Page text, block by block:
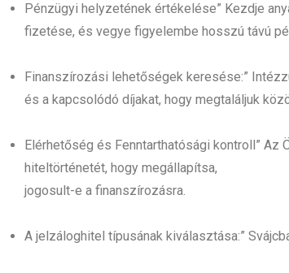
Pénzügyi helyzetének értékelése” Kezdje
fizetése, és vegye figyelembe hosszú távú
Finanszírozási lehetőségek keresése:”
és a kapcsolódó díjakat, hogy megtaláljuk
Elérhetőség és Fenntarthatósági kontroll”
hiteltörténetét, hogy megállapítsa,
jogosult-e a finanszírozásra.
A jelzáloghitel típusának kiválasztása:”